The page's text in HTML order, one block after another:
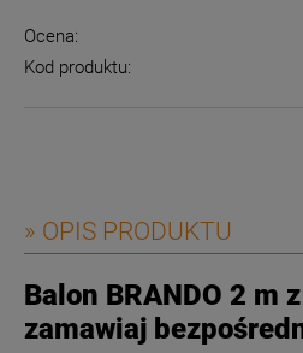
Ocena:
Kod produktu:
» OPIS PRODUKTU
Balon BRANDO 2 m
zamawiaj